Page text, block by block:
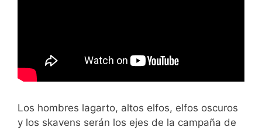
Los hombres lagarto, altos elfos, elfos oscuros
y los skavens serán los ejes de la campaña de